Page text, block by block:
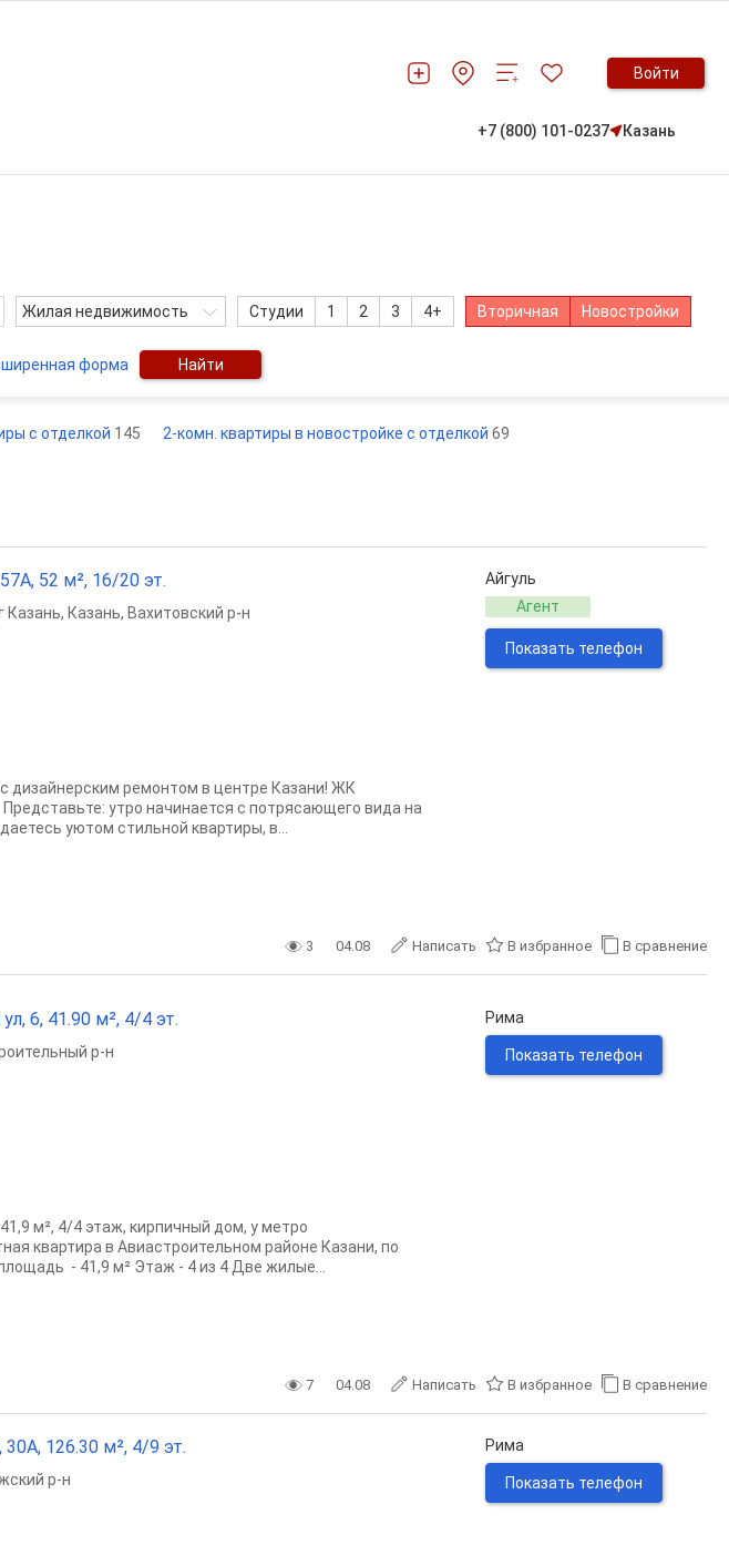
Войти
+7 (800) 101-0237 Казань
Жилая недвижимость Студии 1 2 3 4+ Вторичная Новостройки
форма Найти
с отделкой 145 2-комн. квартиры в новостройке с отделкой 69
52 м², 16/20 эт.
Казань, Казань, Вахитовский р-н
дизайнерским ремонтом в центре Казани! ЖК
Представьте: утро начинается с потрясающего вида на
уютом стильной квартиры, в...
Айгуль
Агент
Показать телефон
3 04.08 Написать В избранное В сравнение
6, 41.90 м², 4/4 эт.
р-н
м², 4/4 этаж, кирпичный дом, у метро
квартира в Авиастроительном районе Казани, по
- 41,9 м² Этаж - 4 из 4 Две жилые...
Рима
Показать телефон
7 04.08 Написать В избранное В сравнение
126.30 м², 4/9 эт.
р-н
Рима
Показать телефон